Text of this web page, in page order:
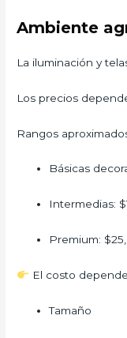
Ambiente
La iluminación y
Los precios
Rangos
Básicas
Intermedias:
Premium:
El costo
Tamaño